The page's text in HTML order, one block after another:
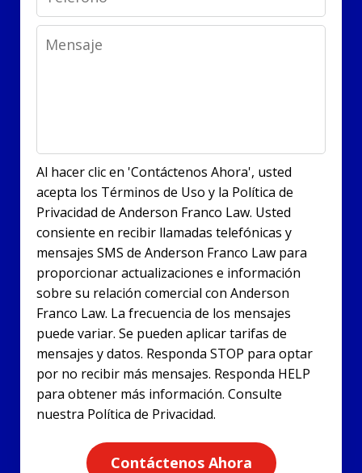
Message
Al hacer clic en 'Contáctenos Ahora', usted
acepta los Términos de Uso y la Política de
Privacidad de Anderson Franco Law. Usted
consiente en recibir llamadas telefónicas y
mensajes SMS de Anderson Franco Law para
proporcionar actualizaciones e información
sobre su relación comercial con Anderson
Franco Law. La frecuencia de los mensajes
puede variar. Se pueden aplicar tarifas de
mensajes y datos. Responda STOP para optar
por no recibir más mensajes. Responda HELP
para obtener más información. Consulte
nuestra Política de Privacidad.
Contáctenos Ahora